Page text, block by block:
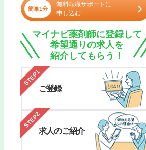
簡単1分
無料転職サポートに
申し込む
マイナビ薬剤師に登録して
希望通りの求人を
紹介してもらう！
STEP1
ご登録
STEP2
求人のご紹介